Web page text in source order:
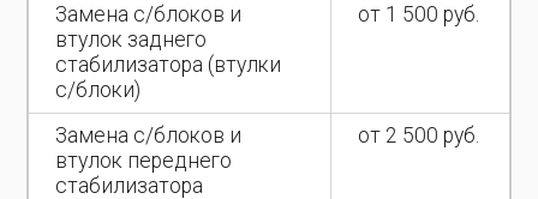
Замена с/блоков и
втулок заднего
стабилизатора (втулки
с/блоки)
от 1 500 руб.
Замена с/блоков и
втулок переднего
стабилизатора
от 2 500 руб.